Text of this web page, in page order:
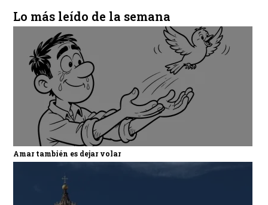
Lo más leído de la semana
Amar también es dejar volar